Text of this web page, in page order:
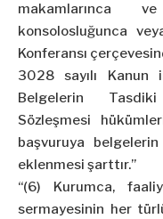
makamlarınca
konsolosluğunca
Konferansı
3028 sayılı Kanun
Belgelerin Tasdiki
Sözleşmesi
başvuruya
eklenmesi şarttır.”
“(6) Kurumca,
sermayesinin her